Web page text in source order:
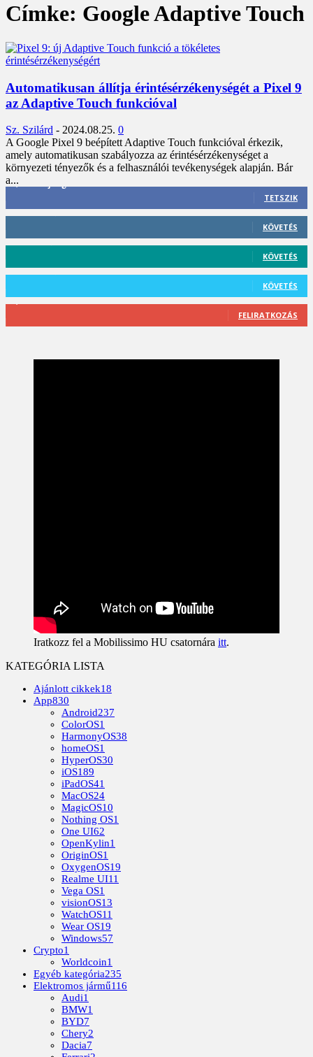
Címke: Google Adaptive Touch
Automatikusan állítja érintésérzékenységét a Pixel 9
az Adaptive Touch funkcióval
Sz. Szilárd - 2024.08.25. 0
A Google Pixel 9 beépített Adaptive Touch funkcióval érkezik,
amely automatikusan szabályozza az érintésérzékenységet a
környezeti tényezők és a felhasználói tevékenységek alapján. Bár
a...3,452
TETSZIK
KÖVETÉS
KÖVETÉS
KÖVETÉS
FELIRATKOZÁS
Iratkozz fel a Mobilissimo HU csatornára itt.
KATEGÓRIA LISTA
Ajánlott cikkek18
App830
Android237
ColorOS1
HarmonyOS38
homeOS1
HyperOS30
iOS189
iPadOS41
MacOS24
MagicOS10
Nothing OS1
One UI62
OpenKylin1
OriginOS1
OxygenOS19
Realme UI11
Vega OS1
visionOS13
WatchOS11
Wear OS19
Windows57
Crypto1
Worldcoin1
Egyéb kategória235
Elektromos jármű116
Audi1
BMW1
BYD7
Chery2
Dacia7